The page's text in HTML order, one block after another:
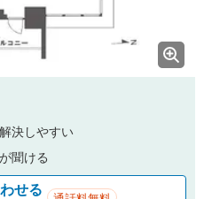
決しやすい
聞ける
せる